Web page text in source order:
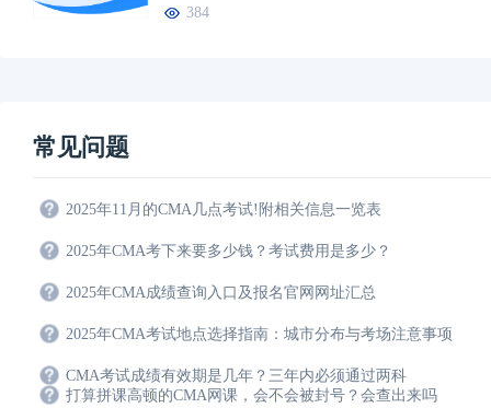
384
常见问题
2025年11月的CMA几点考试!附相关信息一览表
2025年CMA考下来要多少钱？考试费用是多少？
2025年CMA成绩查询入口及报名官网网址汇总
2025年CMA考试地点选择指南：城市分布与考场注意事项
CMA考试成绩有效期是几年？三年内必须通过两科
打算拼课高顿的CMA网课，会不会被封号？会查出来吗